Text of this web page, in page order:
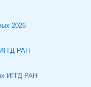
2026
РАН
ИГГД РАН